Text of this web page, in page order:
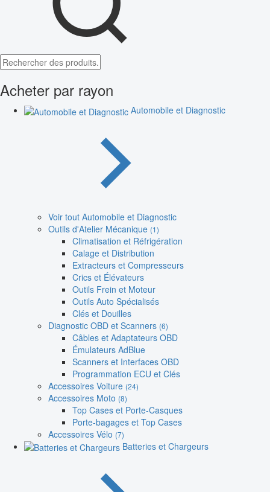
Acheter par rayon
Automobile et Diagnostic
Voir tout Automobile et Diagnostic
Outils d'Atelier Mécanique (1)
Climatisation et Réfrigération
Calage et Distribution
Extracteurs et Compresseurs
Crics et Élévateurs
Outils Frein et Moteur
Outils Auto Spécialisés
Clés et Douilles
Diagnostic OBD et Scanners (6)
Câbles et Adaptateurs OBD
Émulateurs AdBlue
Scanners et Interfaces OBD
Programmation ECU et Clés
Accessoires Voiture (24)
Accessoires Moto (8)
Top Cases et Porte-Casques
Porte-bagages et Top Cases
Accessoires Vélo (7)
Batteries et Chargeurs